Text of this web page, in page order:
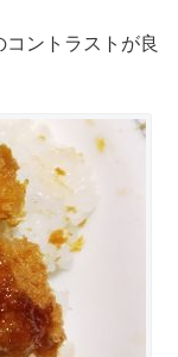
ントラストが良